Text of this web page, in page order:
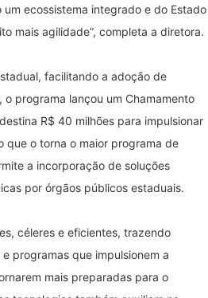
ecossistema integrado e do Estado
mais agilidade”, completa a diretora.
facilitando a adoção de
programa lançou um Chamamento
R$ 40 milhões para impulsionar
que o torna o maior programa de
a incorporação de soluções
por órgãos públicos estaduais.
céleres e eficientes, trazendo
programas que impulsionem a
mais preparadas para o